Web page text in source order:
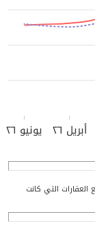
أبريل ٢٦ يونيو ٢٦
التي كانت